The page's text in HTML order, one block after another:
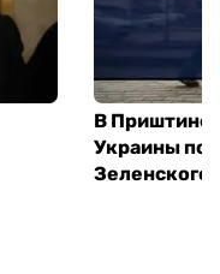
В Приштине
Украины
Зеленского